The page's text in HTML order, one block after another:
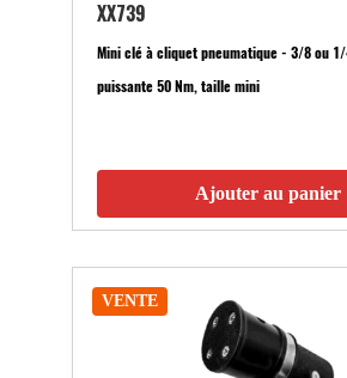
XX739
Mini clé à cliquet pneumatique - 3/8 ou
puissante 50 Nm, taille mini
Ajouter au panier
VENTE